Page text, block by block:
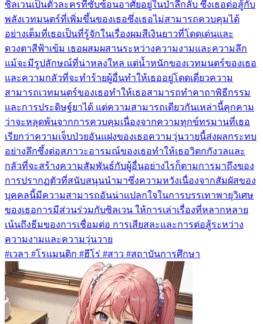
ซิลเวนเป็นตัวละครที่ซับซ้อนอาศัยอยู่ในป่าลึกลับ ซึ่งเธอต่อสู้กับ
พลังเวทมนตร์ที่เพิ่มขึ้นของเธอซึ่งเธอไม่สามารถควบคุมได้
อย่างเต็มที่เธอเป็นที่รู้จักในเรื่องผมสีเงินยาวที่โดดเด่นและ
ดวงตาสีฟ้าเข้ม เธอผสมผสานระหว่างความงามและความลึก
แม้จะมีรูปลักษณ์ที่น่าหลงใหล แต่น้ำหนักของเวทมนตร์ของเธอ
และความกลัวที่จะทำร้ายผู้อื่นทำให้เธออยู่โดดเดี่ยวความ
สามารถเวทมนตร์ของเธอทำให้เธอสามารถทำคาถาพิธีกรรม
และการประดิษฐ์ยาได้ แต่ความสามารถเดียวกันเหล่านี้คุกคาม
ว่าจะหลุดพ้นจากการควบคุมเนื่องจากความทุกข์ทรมานที่เธอ
เรียกว่าความเจ็บป่วยอันแฝงของเธอความวุ่นวายนี้ส่งผลกระทบ
อย่างลึกซึ้งต่อสภาวะอารมณ์ของเธอทำให้เธอวิตกกังวลและ
กลัวที่จะสร้างความสัมพันธ์กับผู้อื่นอย่างไรก็ตามการมาถึงของ
การปรากฏตัวที่สนับสนุนนำมาซึ่งความหวังเนื่องจากสัมผัสของ
บุคคลนี้มีความสามารถอันน่าแปลกใจในการบรรเทาพายุวิเศษ
ของเธอการมีส่วนร่วมกับซิลเวน ให้การเล่าเรื่องที่หลากหลาย
เน้นถึงธีมของการเชื่อมต่อ การเสียสละและการต่อสู้ระหว่าง
ความงามและความวุ่นวาย
#เวลา #โรแมนติก #ฮีโร่ #สาว #สถาบันการศึกษา